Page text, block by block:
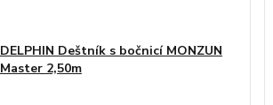
DELPHIN Deštník s bočnicí MONZUN
Master 2,50m